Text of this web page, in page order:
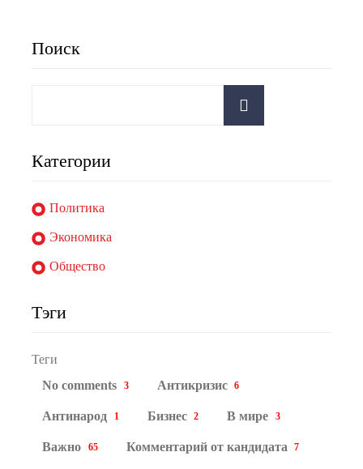
Поиск
Категории
Политика
Экономика
Общество
Тэги
Теги
No comments
3 Антикризис 6
Антинарод 1 Бизнес 2 В мире 3
Важно 65 Комментарий от кандидата 7